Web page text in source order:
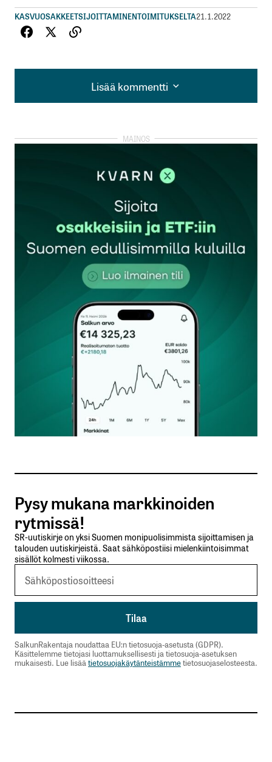
KASVUOSAKKEETSIJOITTAMINENTOIMITUKSELTA21.1.2022
Lisää kommentti
Lisää kommentti
kirjautua
rekisteröityä
Sähköpostiosoitettasi ei julkaista.Pakolliset
kentät on merkitty*
Kommentti*
Nimesi tai nimimerkkisi
Sähköpostiosoitteesi
Tilaa SalkunRakentajan uutiskirje
Lähetä kommentti
Pysy mukana markkinoiden
rytmissä!
SR-uutiskirje on yksi Suomen monipuolisimmista sijoittamisen ja
talouden uutiskirjeistä. Saat sähköpostiisi mielenkiintoisimmat
sisällöt kolmesti viikossa.
SalkunRakentaja noudattaa EU:n tietosuoja-asetusta (GDPR).
Käsittelemme tietojasi luottamuksellisesti ja tietosuoja-asetuksen
mukaisesti. Lue lisäätietosuojakäytänteistämmetietosuojaselosteesta.